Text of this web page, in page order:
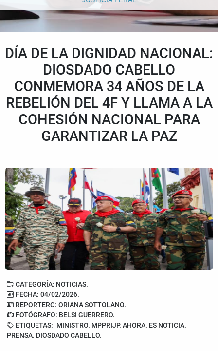
DÍA DE LA DIGNIDAD NACIONAL:
DIOSDADO CABELLO
CONMEMORA 34 AÑOS DE LA
REBELIÓN DEL 4F Y LLAMA A LA
COHESIÓN NACIONAL PARA
GARANTIZAR LA PAZ
CATEGORÍA: NOTICIAS.
FECHA: 04/02/2026.
REPORTERO: ORIANA SOTTOLANO.
FOTÓGRAFO: BELSI GUERRERO.
ETIQUETAS: MINISTRO. MPPRIJP. AHORA. ES NOTICIA.
PRENSA. DIOSDADO CABELLO.